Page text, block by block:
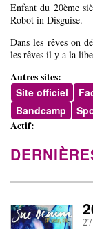
Enfant du 20ème
Robot in Disguise.
Dans les rêves on
les rêves il y a la
Autres sites:
Site officiel
Bandcamp
Actif: